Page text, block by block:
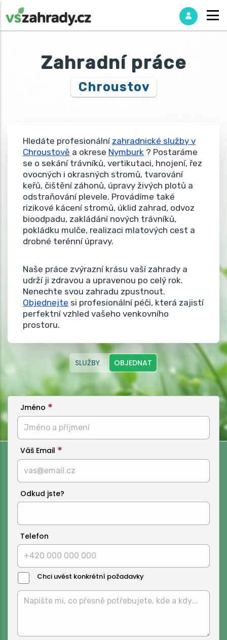
Zahradní práce
Chroustov
Hledáte profesionální zahradnické služby v
Chroustově a okrese Nymburk ? Postaráme
se o sekání trávníků, vertikutaci, hnojení, řez
ovocných i okrasných stromů, tvarování
keřů, čištění záhonů, úpravy živých plotů a
odstraňování plevele. Provádíme také
rizikové kácení stromů, úklid zahrad, odvoz
bioodpadu, zakládání nových trávníků,
pokládku mulče, realizaci mlatových cest a
drobné terénní úpravy.
Naše práce zvýrazní krásu vaší zahrady a
udrží ji zdravou a upravenou po celý rok.
Nenechte svou zahradu zpustnout.
Objednejte si profesionální péči, která zajistí
perfektní vzhled vašeho venkovního
prostoru.
SLUŽBY OBJEDNAT
Jméno
Váš Email
Odkud jste?
Telefon
Chci uvést konkrétní požadavky
Zprávy: